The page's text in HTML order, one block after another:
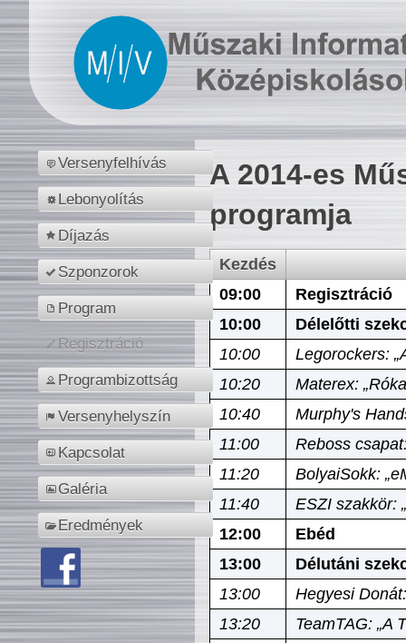
Versenyfelhívás
Lebonyolítás
Díjazás
Szponzorok
Program
Regisztráció
Programbizottság
Versenyhelyszín
Kapcsolat
Galéria
Eredmények
A 2014-es
programja
Kezdés
09:00
Regisztráció
10:00
Délelőtti
10:00
Legorockers:
10:20
Materex:
10:40
Murphy's
11:00
Reboss
11:20
BolyaiSokk:
11:40
ESZI szakkör:
12:00
Ebéd
13:00
Délutáni
13:00
Hegyesi
13:20
TeamTAG: „A